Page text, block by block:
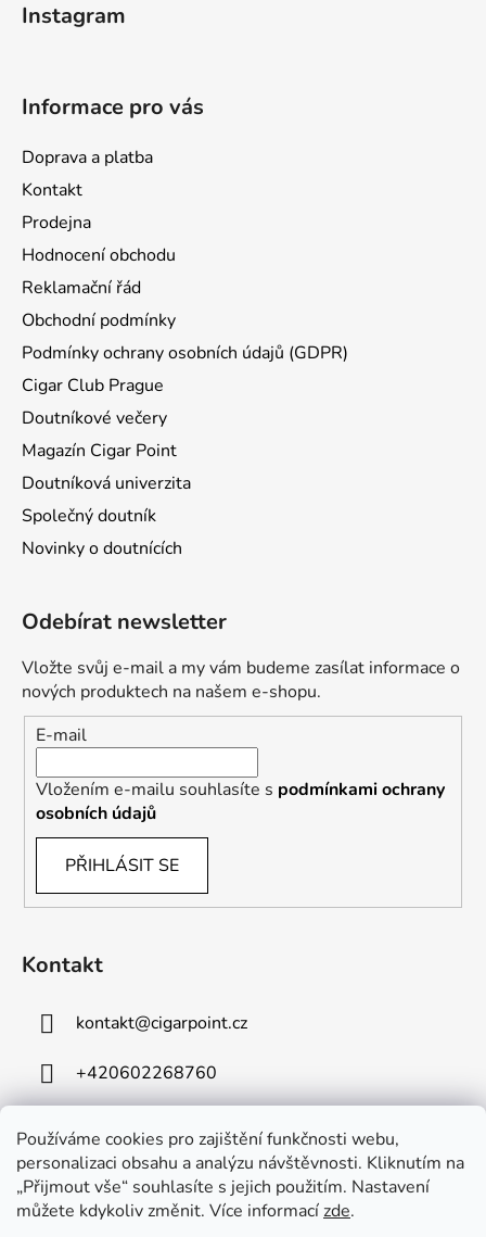
Používáme cookies pro zajištění funkčnosti webu,
personalizaci obsahu a analýzu návštěvnosti. Kliknutím na
„Přijmout vše“ souhlasíte s jejich použitím. Nastavení
můžete kdykoliv změnit. Více informacízde.
Instagram
Informace pro vás
Doprava a platba
Kontakt
Prodejna
Hodnocení obchodu
Reklamační řád
Obchodní podmínky
Podmínky ochrany osobních údajů (GDPR)
Cigar Club Prague
Doutníkové večery
Magazín Cigar Point
Doutníková univerzita
Společný doutník
Novinky o doutnících
Odebírat newsletter
Vložte svůj e-mail a my vám budeme zasílat informace o
nových produktech na našem e-shopu.
E-mail
Vložením e-mailu souhlasíte s podmínkami ochrany
osobních údajů
PŘIHLÁSIT SE
Kontakt
kontakt@cigarpoint.cz
+420602268760